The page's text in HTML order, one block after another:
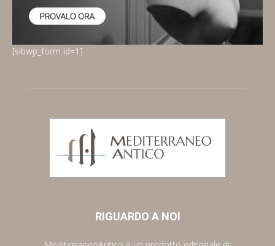
[sibwp_form id=1]
RIGUARDO A NOI